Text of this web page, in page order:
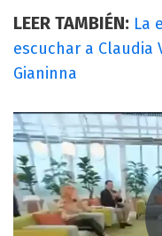
LEER TAMBIÉN: La
escuchar a
Gianinna